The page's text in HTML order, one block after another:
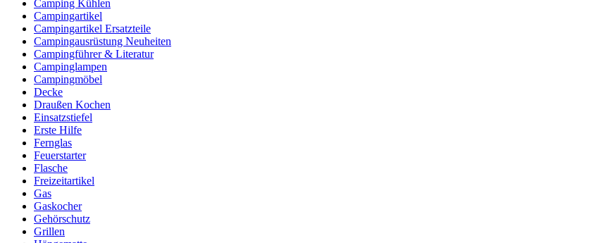
Camping Kühlen
Campingartikel
Campingartikel Ersatzteile
Campingausrüstung Neuheiten
Campingführer & Literatur
Campinglampen
Campingmöbel
Decke
Draußen Kochen
Einsatzstiefel
Erste Hilfe
Fernglas
Feuerstarter
Flasche
Freizeitartikel
Gas
Gaskocher
Gehörschutz
Grillen